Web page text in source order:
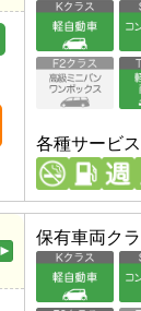
各種サービス
保有車両ク